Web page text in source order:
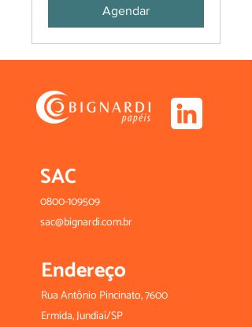
Agendar
SAC
0800-109509
sac@bignardi.com.br
Endereço
Rua Antônio Pincinato, 7600
Ermida, Jundiaí/SP